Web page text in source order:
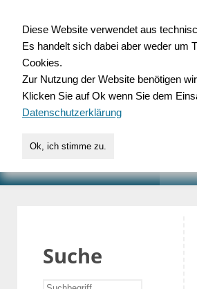
für Handwerk,
Suche
Diese Website verwendet aus
Es handelt sich dabei aber weder um
Cookies.
Zur Nutzung der Website benötigen
Klicken Sie auf Ok wenn Sie dem
Datenschutzerklärung
Ok, ich stimme zu.